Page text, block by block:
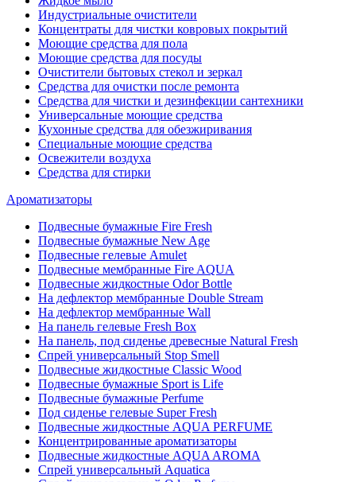
Индустриальные очистители
Концентраты для чистки ковровых покрытий
Моющие средства для пола
Моющие средства для посуды
Очистители бытовых стекол и зеркал
Средства для очистки после ремонта
Средства для чистки и дезинфекции сантехники
Универсальные моющие средства
Кухонные средства для обезжиривания
Специальные моющие средства
Освежители воздуха
Средства для стирки
Ароматизаторы
Подвесные бумажные Fire Fresh
Подвесные бумажные New Age
Подвесные гелевые Amulet
Подвесные мембранные Fire AQUA
Подвесные жидкостные Odor Bottle
На дефлектор мембранные Double Stream
На дефлектор мембранные Wall
На панель гелевые Fresh Box
На панель, под сиденье древесные Natural Fresh
Спрей универсальный Stop Smell
Подвесные жидкостные Classic Wood
Подвесные бумажные Sport is Life
Подвесные бумажные Perfume
Под сиденье гелевые Super Fresh
Подвесные жидкостные AQUA PERFUME
Концентрированные ароматизаторы
Подвесные жидкостные AQUA AROMA
Спрей универсальный Aquatica